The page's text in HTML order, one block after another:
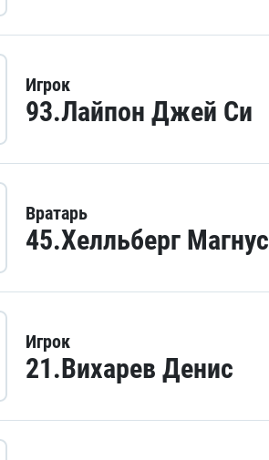
Игрок
93.Лайпон Джей Си
Вратарь
45.Хелльберг Магнус
Игрок
21.Вихарев Денис